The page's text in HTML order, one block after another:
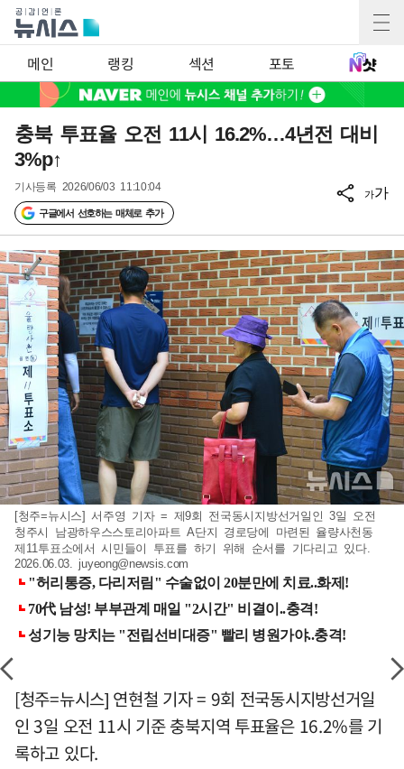
메인 랭킹 섹션 포토
충북 투표율 오전 11시 16.2%…4년전 대비
3%p↑
기사등록 2026/06/03 11:10:04
구글에서 선호하는 매체로 추가
가가
[청주=뉴시스] 서주영 기자 = 제9회 전국동시지방선거일인 3일 오전
청주시 남광하우스스토리아파트 A단지 경로당에 마련된 율량사천동
제11투표소에서 시민들이 투표를 하기 위해 순서를 기다리고 있다.
2026.06.03. juyeong@newsis.com
[청주=뉴시스] 연현철 기자 = 9회 전국동시지방선거일
인 3일 오전 11시 기준 충북지역 투표율은 16.2%를 기
록하고 있다.